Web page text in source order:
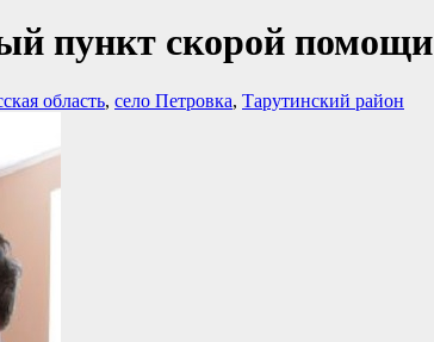
пункт скорой помощи
область, село Петровка, Тарутинский район